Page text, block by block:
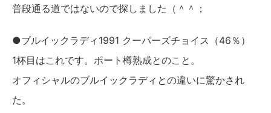
普段通る道ではないので探しました（＾＾；
●ブルイックラディ1991 クーパーズチョイス（46％）
1杯目はこれです。ポート樽熟成とのこと。
オフィシャルのブルイックラディとの違いに驚かされ
た。